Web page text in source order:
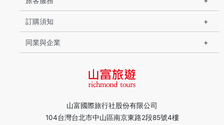
山富國際旅行社股份有限公司
104台灣台北市中山區南京東路2段85號4樓
訂購須知
同業與企業